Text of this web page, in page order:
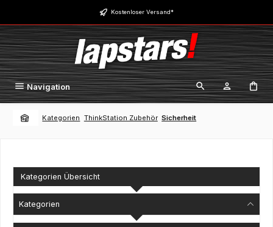
Zum Hauptinhalt springen Kostenloser Versand*
Navigation
Kategorien ThinkStation Zubehör Sicherheit
Kategorien Übersicht
Kategorien